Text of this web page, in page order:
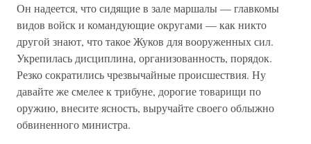
Он надеется, что сидящие в зале маршалы — главкомы
видов войск и командующие округами — как никто
другой знают, что такое Жуков для вооруженных сил.
Укрепилась дисциплина, организованность, порядок.
Резко сократились чрезвычайные происшествия. Ну
давайте же смелее к трибуне, дорогие товарищи по
оружию, внесите ясность, выручайте своего облыжно
обвиненного министра.